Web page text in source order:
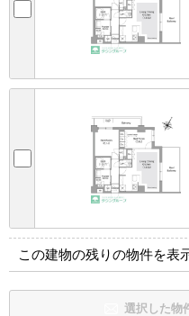
この建物の残りの物件を表
選択した物